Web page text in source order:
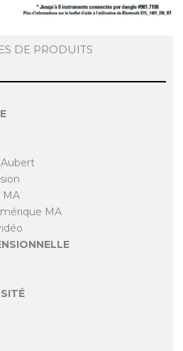
DE PRODUITS
MA
MA